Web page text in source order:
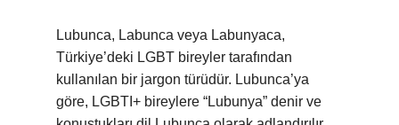
Lubunca, Labunca veya Labunyaca,
Türkiye’deki LGBT bireyler tarafından
kullanılan bir jargon türüdür. Lubunca’ya
göre, LGBTI+ bireylere “Lubunya” denir ve